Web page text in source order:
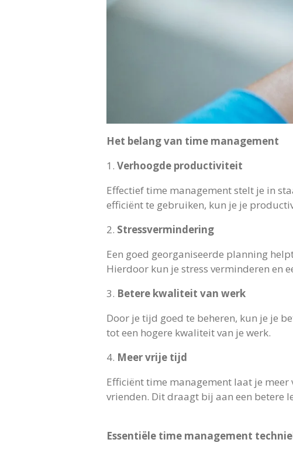
Het belang van time management
1. Verhoogde productiviteit
Effectief time management stelt je in
efficiënt te gebruiken, kun je je
2. Stressvermindering
Een goed georganiseerde planning
Hierdoor kun je stress verminderen en
3. Betere kwaliteit van werk
Door je tijd goed te beheren, kun je je
tot een hogere kwaliteit van je werk.
4. Meer vrije tijd
Efficiënt time management laat je
vrienden. Dit draagt bij aan een betere
Essentiële time management